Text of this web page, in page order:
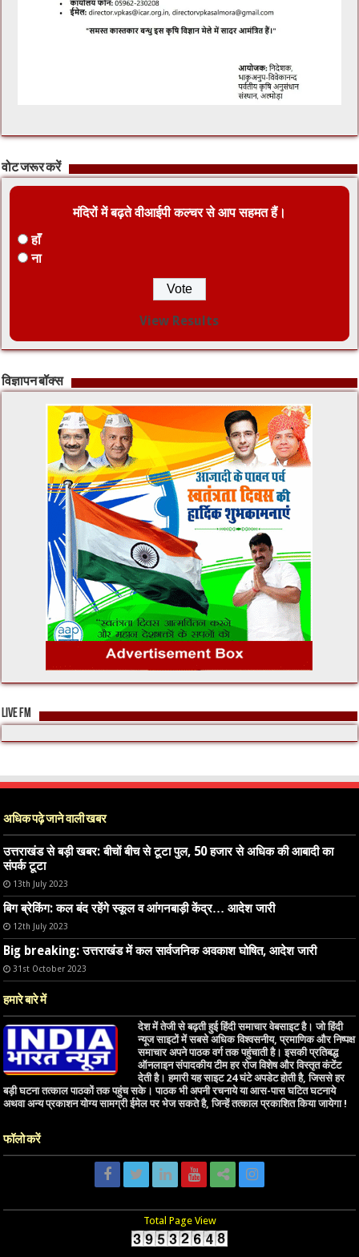
वोट जरूर करें
मंदिरों में बढ़ते वीआईपी कल्चर से आप सहमत हैं।
हाँ
ना
View Results
विज्ञापन बॉक्स
LIVE FM
अधिक पढ़े जाने वाली खबर
उत्तराखंड से बड़ी खबर: बीचों बीच से टूटा पुल, 50 हजार से अधिक की आबादी का
संपर्क टूटा
13th July 2023
बिग ब्रेकिंग: कल बंद रहेंगे स्कूल व आंगनबाड़ी केंद्र… आदेश जारी
12th July 2023
Big breaking: उत्तराखंड में कल सार्वजनिक अवकाश घोषित, आदेश जारी
31st October 2023
हमारे बारे में
देश में तेजी से बढ़ती हुई हिंदी समाचार वेबसाइट है। जो हिंदी
न्यूज साइटों में सबसे अधिक विश्वसनीय, प्रमाणिक और निष्पक्ष
समाचार अपने पाठक वर्ग तक पहुंचाती है। इसकी प्रतिबद्ध
ऑनलाइन संपादकीय टीम हर रोज विशेष और विस्तृत कंटेंट
देती है। हमारी यह साइट 24 घंटे अपडेट होती है, जिससे हर
बड़ी घटना तत्काल पाठकों तक पहुंच सके। पाठक भी अपनी रचनाये या आस-पास घटित घटनाये
अथवा अन्य प्रकाशन योग्य सामग्री ईमेल पर भेज सकते है, जिन्हें तत्काल प्रकाशित किया जायेगा !
फॉलो करें
Total Page View